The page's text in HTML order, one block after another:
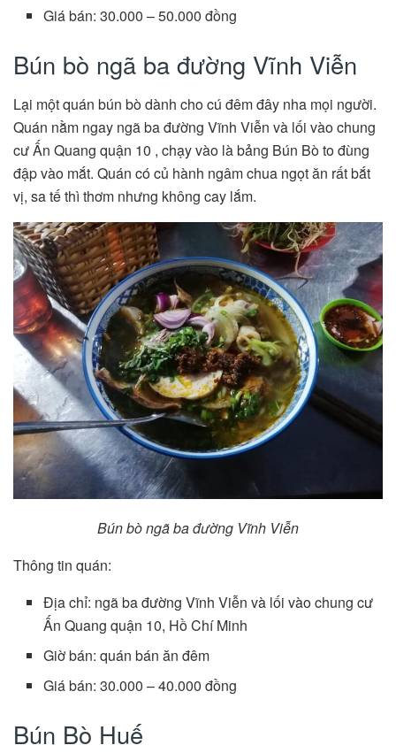
Giá bán: 30.000 – 50.000 đồng
Bún bò ngã ba đường Vĩnh Viễn
Lại một quán bún bò dành cho cú đêm đây nha mọi người.
Quán nằm ngay ngã ba đường Vĩnh Viễn và lối vào chung
cư Ấn Quang quận 10 , chạy vào là bảng Bún Bò to đùng
đập vào mắt. Quán có củ hành ngâm chua ngọt ăn rất bắt
vị, sa tế thì thơm nhưng không cay lắm.
Bún bò ngã ba đường Vĩnh Viễn
Thông tin quán:
Địa chỉ: ngã ba đường Vĩnh Viễn và lối vào chung cư
Ấn Quang quận 10, Hồ Chí Minh
Giờ bán: quán bán ăn đêm
Giá bán: 30.000 – 40.000 đồng
Bún Bò Huế